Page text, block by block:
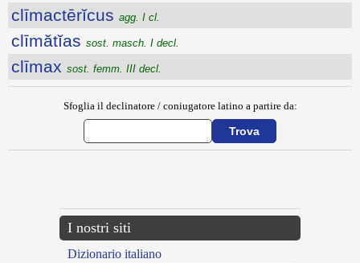
clīmactērĭcus agg. I cl.
clīmătĭas sost. masch. I decl.
clīmax sost. femm. III decl.
Sfoglia il declinatore / coniugatore latino a partire da:
I nostri siti
Dizionario italiano